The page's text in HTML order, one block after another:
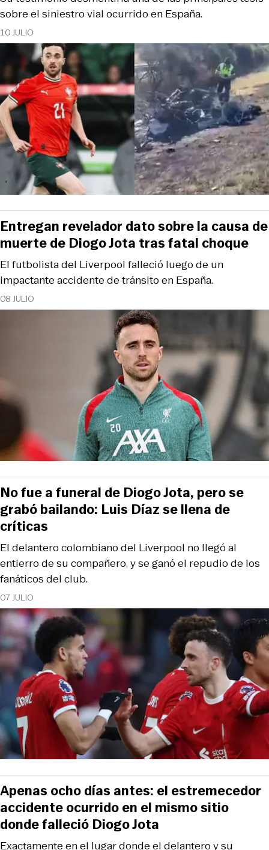
10 JULIO
sobre el siniestro vial ocurrido en España.
08 JULIO
El futbolista del Liverpool falleció luego de un
impactante accidente de tránsito en España.
Entregan revelador dato sobre la causa de
muerte de Diogo Jota tras fatal choque
07 JULIO
El delantero colombiano del Liverpool no llegó al
entierro de su compañero, y se ganó el repudio de los
fanáticos del club.
No fue a funeral de Diogo Jota, pero se
grabó bailando: Luis Díaz se llena de
críticas
Exactamente en el lugar donde el delantero y su
Apenas ocho días antes: el estremecedor
accidente ocurrido en el mismo sitio
donde falleció Diogo Jota